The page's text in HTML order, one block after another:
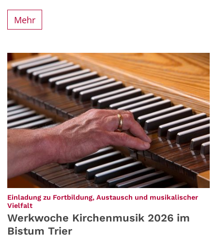
Mehr
Einladung zu Fortbildung, Austausch und musikalischer
Vielfalt:
Werkwoche Kirchenmusik 2026 im
Bistum Trier